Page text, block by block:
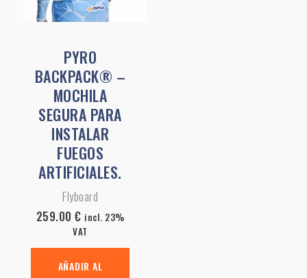
PYRO
BACKPACK® –
MOCHILA
SEGURA PARA
INSTALAR
FUEGOS
ARTIFICIALES.
Flyboard
259.00 € incl. 23%
VAT
AÑADIR AL